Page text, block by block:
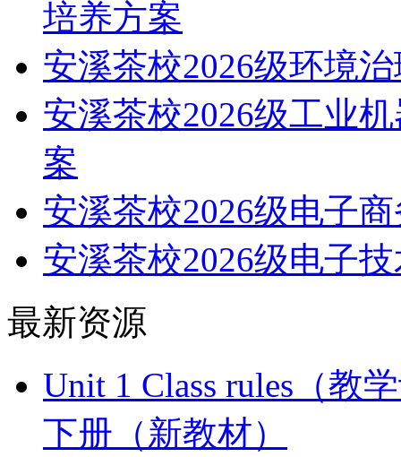
培养方案
安溪茶校2026级环境
安溪茶校2026级工业
案
安溪茶校2026级电子
安溪茶校2026级电子
最新资源
Unit 1 Class rules（教
下册（新教材）